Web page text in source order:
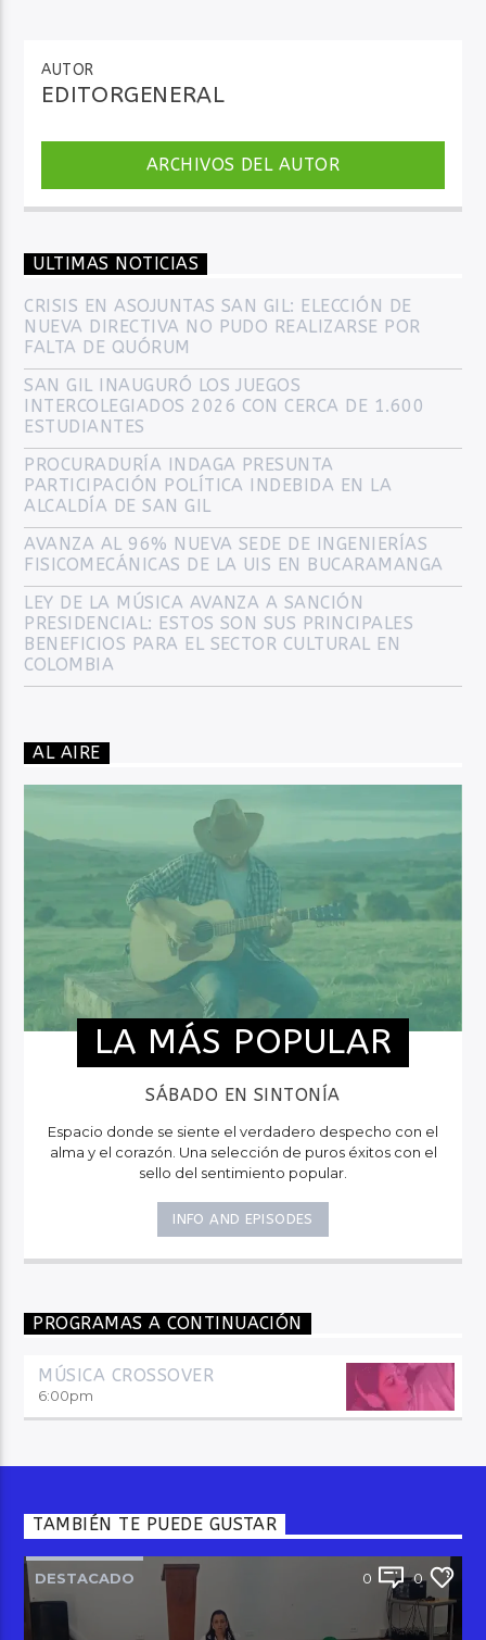
AUTOR
EDITORGENERAL
ARCHIVOS DEL AUTOR
ULTIMAS NOTICIAS
CRISIS EN ASOJUNTAS SAN GIL: ELECCIÓN DE
NUEVA DIRECTIVA NO PUDO REALIZARSE POR
FALTA DE QUÓRUM
SAN GIL INAUGURÓ LOS JUEGOS
INTERCOLEGIADOS 2026 CON CERCA DE 1.600
ESTUDIANTES
PROCURADURÍA INDAGA PRESUNTA
PARTICIPACIÓN POLÍTICA INDEBIDA EN LA
ALCALDÍA DE SAN GIL
AVANZA AL 96% NUEVA SEDE DE INGENIERÍAS
FISICOMECÁNICAS DE LA UIS EN BUCARAMANGA
LEY DE LA MÚSICA AVANZA A SANCIÓN
PRESIDENCIAL: ESTOS SON SUS PRINCIPALES
BENEFICIOS PARA EL SECTOR CULTURAL EN
COLOMBIA
AL AIRE
LA MÁS POPULAR
SÁBADO EN SINTONÍA
Espacio donde se siente el verdadero despecho con el
alma y el corazón. Una selección de puros éxitos con el
sello del sentimiento popular.
INFO AND EPISODES
PROGRAMAS A CONTINUACIÓN
MÚSICA CROSSOVER
6:00pm
TAMBIÉN TE PUEDE GUSTAR
DESTACADO 0 0